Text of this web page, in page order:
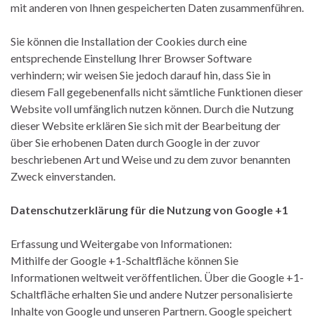
mit anderen von Ihnen gespeicherten Daten zusammenführen.
Sie können die Installation der Cookies durch eine
entsprechende Einstellung Ihrer Browser Software
verhindern; wir weisen Sie jedoch darauf hin, dass Sie in
diesem Fall gegebenenfalls nicht sämtliche Funktionen dieser
Website voll umfänglich nutzen können. Durch die Nutzung
dieser Website erklären Sie sich mit der Bearbeitung der
über Sie erhobenen Daten durch Google in der zuvor
beschriebenen Art und Weise und zu dem zuvor benannten
Zweck einverstanden.
Datenschutzerklärung für die Nutzung von Google +1
Erfassung und Weitergabe von Informationen:
Mithilfe der Google +1-Schaltfläche können Sie
Informationen weltweit veröffentlichen. Über die Google +1-
Schaltfläche erhalten Sie und andere Nutzer personalisierte
Inhalte von Google und unseren Partnern. Google speichert